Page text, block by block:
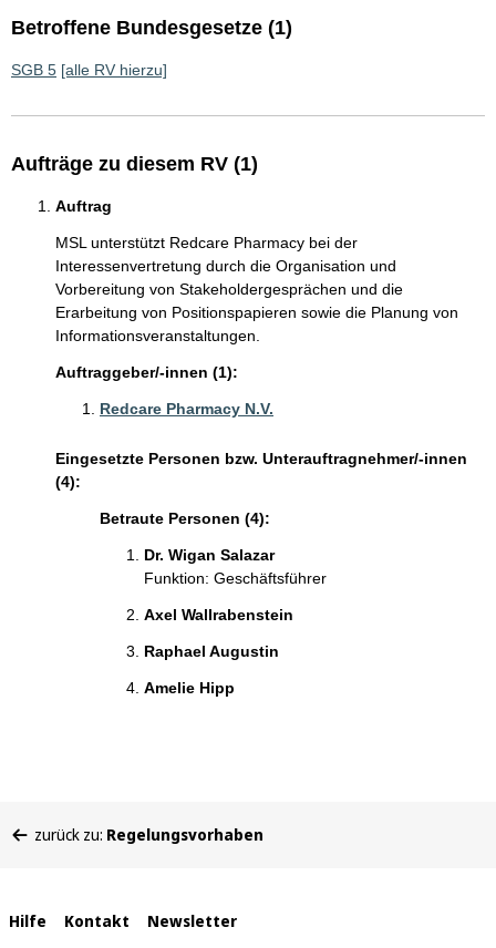
Betroffene Bundesgesetze (1)
SGB 5 [alle RV hierzu]
Aufträge zu diesem RV (1)
Auftrag
MSL unterstützt Redcare Pharmacy bei der
Interessenvertretung durch die Organisation und
Vorbereitung von Stakeholdergesprächen und die
Erarbeitung von Positionspapieren sowie die Planung von
Informationsveranstaltungen.
Auftraggeber/-innen (1):
Redcare Pharmacy N.V.
Eingesetzte Personen bzw. Unterauftragnehmer/-innen
(4):
Betraute Personen (4):
Dr. Wigan Salazar
Funktion: Geschäftsführer
Axel Wallrabenstein
Raphael Augustin
Amelie Hipp
befinden
zurück zu: Regelungsvorhaben
Interne
Hilfe Kontakt Newsletter